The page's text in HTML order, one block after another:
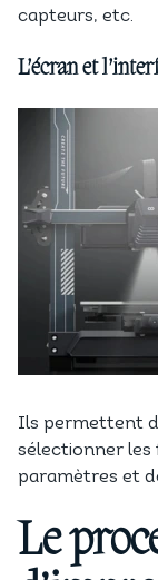
capteurs, etc.
L’écran et
Ils permettent
sélectionner les
paramètres et
Le